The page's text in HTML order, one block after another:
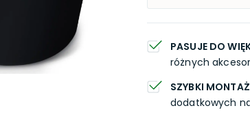
PASUJE DO
różnych
SZYBKI MONTAŻ
dodatkowych